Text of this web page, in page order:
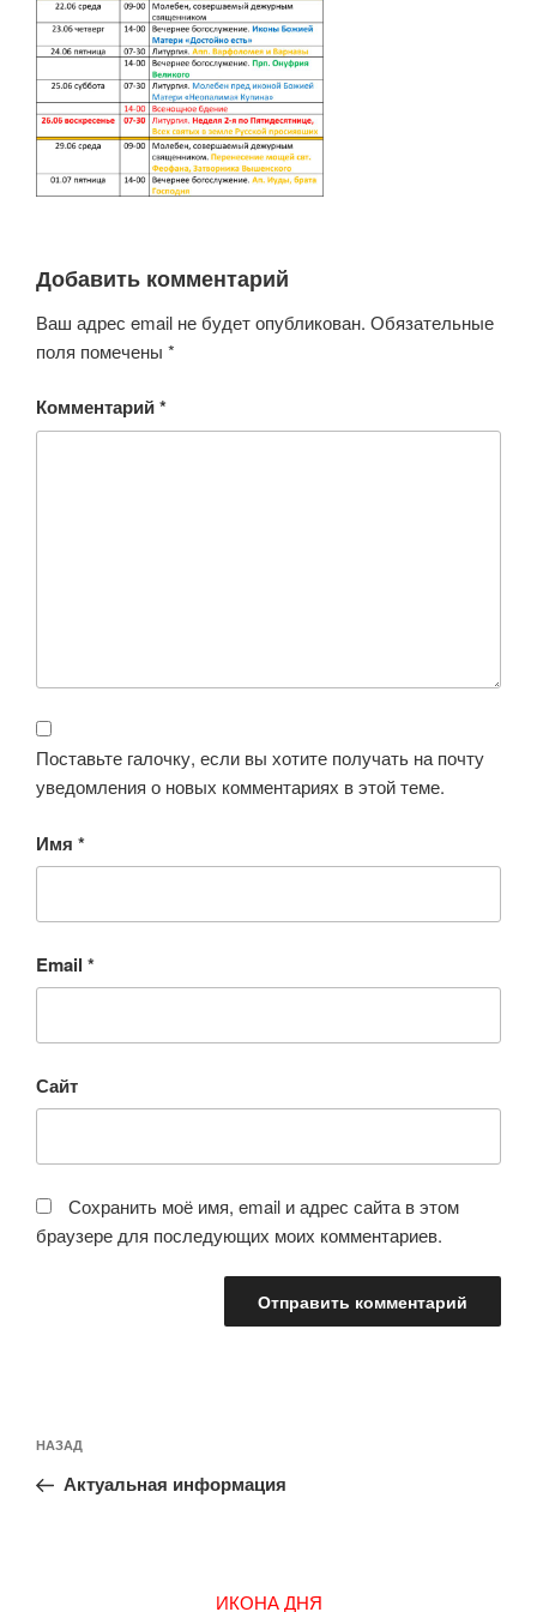
Добавить комментарий
Ваш адрес email не будет опубликован. Обязательные
поля помечены *
Комментарий*
Поставьте галочку, если вы хотите получать на почту
уведомления о новых комментариях в этой теме.
Имя *
Email *
Сайт
Сохранить моё имя, email и адрес сайта в этом
браузере для последующих моих комментариев.
по
записям
Предыдущая
запись:
НАЗАД
Актуальная информация
ИКОНА ДНЯ